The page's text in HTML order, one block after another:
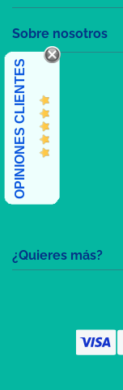
¿Quieres más?
Sobre nosotros
OPINIONES CLIENTES